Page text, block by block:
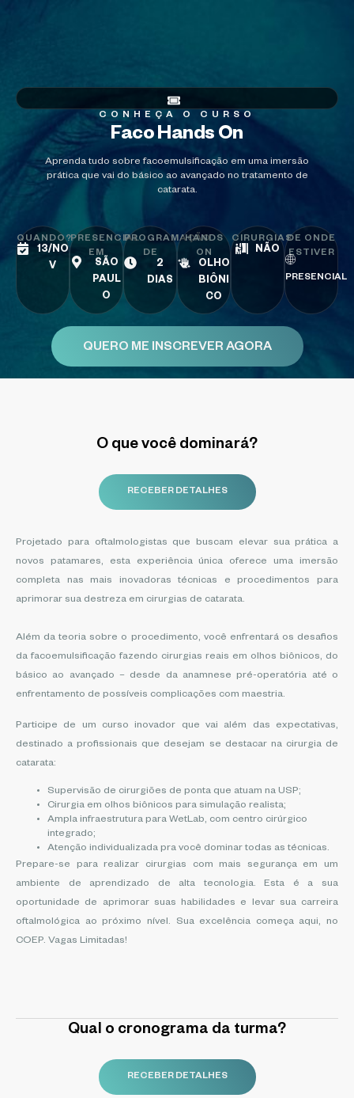
CONHEÇA O CURSO
Faco Hands On
Aprenda tudo sobre facoemulsificação em uma imersão
prática que vai do básico ao avançado no tratamento de
catarata.
QUANDO?
13/NO
V
PRESENCIAL
EM
SÃO
PAUL
O
PROGRAMAÇÃO
DE
2
DIAS
HANDS
ON
OLHO
BIÔNI
CO
CIRURGIAS
NÃO
DE ONDE
ESTIVER
PRESENCIAL
QUERO ME INSCREVER AGORA
O que você dominará?
RECEBER DETALHES
Projetado para oftalmologistas que buscam elevar sua prática a
novos patamares, esta experiência única oferece uma imersão
completa nas mais inovadoras técnicas e procedimentos para
aprimorar sua destreza em cirurgias de catarata.
Além da teoria sobre o procedimento, você enfrentará os desafios
da facoemulsificação fazendo cirurgias reais em olhos biônicos, do
básico ao avançado – desde da anamnese pré-operatória até o
enfrentamento de possíveis complicações com maestria.
Participe de um curso inovador que vai além das expectativas,
destinado a profissionais que desejam se destacar na cirurgia de
catarata:
Supervisão de cirurgiões de ponta que atuam na USP;
Cirurgia em olhos biônicos para simulação realista;
Ampla infraestrutura para WetLab, com centro cirúrgico
integrado;
Atenção individualizada pra você dominar todas as técnicas.
Prepare-se para realizar cirurgias com mais segurança em um
ambiente de aprendizado de alta tecnologia. Esta é a sua
oportunidade de aprimorar suas habilidades e levar sua carreira
oftalmológica ao próximo nível. Sua excelência começa aqui, no
COEP. Vagas Limitadas!
Qual o cronograma da turma?
RECEBER DETALHES